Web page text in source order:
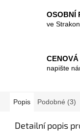
OSOBNÍ
ve
napište
Popis Podobné (3)
Detailní popis